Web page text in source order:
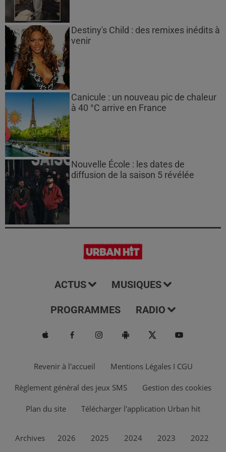
Destiny's Child : des remixes inédits à
venir
Canicule : un nouveau pic de chaleur
à 40 °C arrive en France
Nouvelle École : les dates de
diffusion de la saison 5 révélée
ACTUS MUSIQUES
PROGRAMMES RADIO
Revenir à l'accueil Mentions Légales I CGU
Règlement général des jeux SMS Gestion des cookies
Plan du site Télécharger l'application Urban hit
Archives 2026 2025 2024 2023 2022